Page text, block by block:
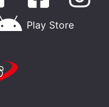
Play Store